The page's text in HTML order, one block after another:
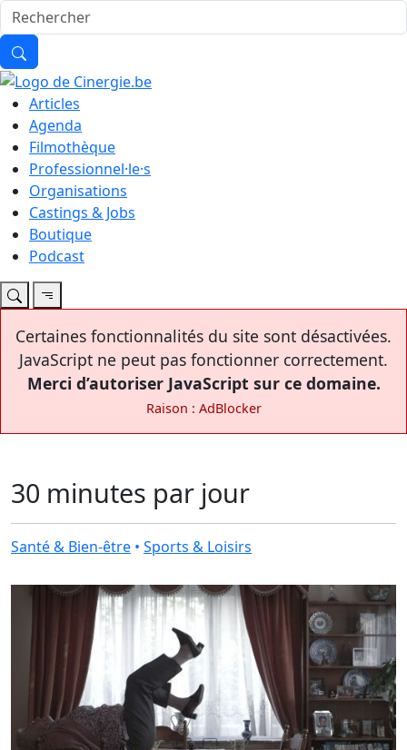
Articles
Agenda
Filmothèque
Professionnel·le·s
Organisations
Castings & Jobs
Boutique
Podcast
Certaines fonctionnalités du site sont désactivées.
JavaScript ne peut pas fonctionner correctement.
Merci d’autoriser JavaScript sur ce domaine.
Raison : AdBlocker
30 minutes par jour
Santé & Bien-être • Sports & Loisirs